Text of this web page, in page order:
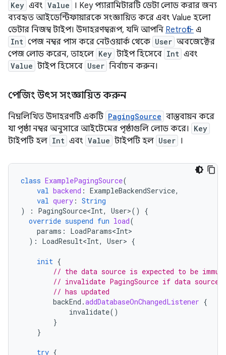
Key এবং Value
। Key প্যারামিটারটি ডেটা লোড করার জন্য
ব্যবহৃত আইডেন্টিফায়ারকে সংজ্ঞায়িত করে এবং Value হলো
ডেটার নিজস্ব টাইপ। উদাহরণস্বরূপ, যদি আপনি Retrofit- এ
Int পেজ নম্বর পাস করে নেটওয়ার্ক থেকে User অবজেক্টের
পেজ লোড করেন, তাহলে Key টাইপ হিসেবে Int এবং
Value টাইপ হিসেবে User নির্বাচন করুন।
পেজিং উৎস সংজ্ঞায়িত করুন
নিম্নলিখিত উদাহরণটি একটি PagingSource বাস্তবায়ন করে
যা পৃষ্ঠা নম্বর অনুসারে আইটেমের পৃষ্ঠাগুলি লোড করে।
Key
টাইপটি হল Int এবং Value টাইপটি হল User ।
class ExamplePagingSource(
val backend : ExampleBackendService,
val query : String
)
: PagingSource<Int, User>()
{
override suspend fun load(
params :
LoadParams<Int>
):
LoadResult<Int, User> {
init {
// the data source is expected to be
// invalidate PagingSource if data source
// has updated
backEnd .addDatabaseOnChangedListener {
invalidate()
}
}
try {